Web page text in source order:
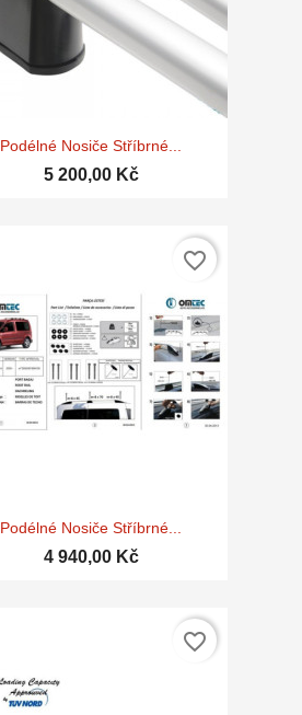
Rychlý náhled
Podélné Nosiče Stříbrné...
5 200,00 Kč
Rychlý náhled
Podélné Nosiče Stříbrné...
4 940,00 Kč
favorite_border
favorite_border